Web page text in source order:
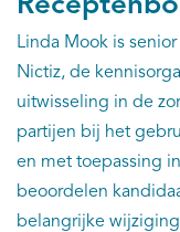
Linda Mook is
Nictiz, de
uitwisseling in de
partijen bij het
en met toepassing
beoordelen
belangrijke